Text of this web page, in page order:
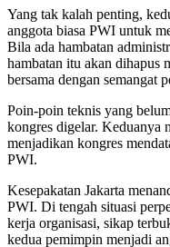
Yang tak kalah penting,
anggota biasa PWI untuk
Bila ada hambatan
hambatan itu akan dihapus
bersama dengan semangat
Poin-poin teknis yang
kongres digelar. Keduanya
menjadikan kongres
PWI.
Kesepakatan Jakarta
PWI. Di tengah situasi
kerja organisasi, sikap
kedua pemimpin menjadi